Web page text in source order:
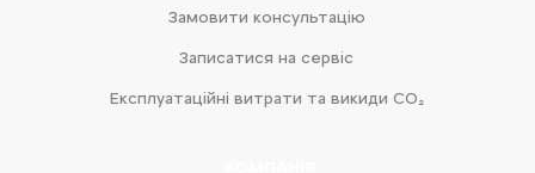
Замовити консультацію
Записатися на сервіс
Експлуатаційні витрати та викиди CO₂